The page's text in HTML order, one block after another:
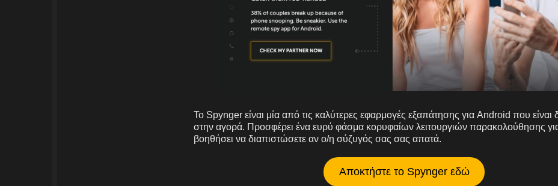
Το Spynger είναι μία από τις καλύτερες εφαρμογές εξαπάτησης για Android που είναι
στην αγορά. Προσφέρει ένα ευρύ φάσμα κορυφαίων λειτουργιών παρακολούθησης
βοηθήσει να διαπιστώσετε αν ο/η σύζυγός σας σας απατά.
Αποκτήστε το Spynger εδώ